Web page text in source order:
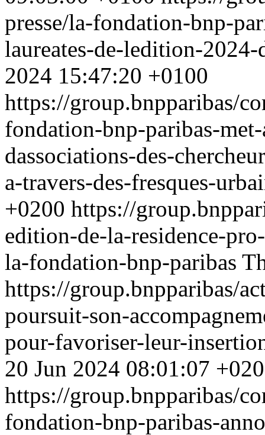
presse/la-fondation-bnp-
laureates-de-ledition-
2024 15:47:20 +0100
https://group.bnpparibas/
fondation-bnp-paribas-
dassociations-des-
a-travers-des-fresques-
+0200 https://
edition-de-la-residence-
la-fondation-bnp-paribas
https://group.bnpparibas/
poursuit-son-
pour-favoriser-leur-
20 Jun 2024 08:01:07
https://group.bnpparibas/
fondation-bnp-paribas-